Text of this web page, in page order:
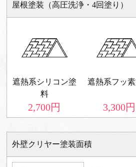
屋根塗装（高圧洗浄・4回塗り）
遮熱系シリコン塗
料
2,700円
遮熱系フッ
3,300円
外壁クリヤー塗装面積